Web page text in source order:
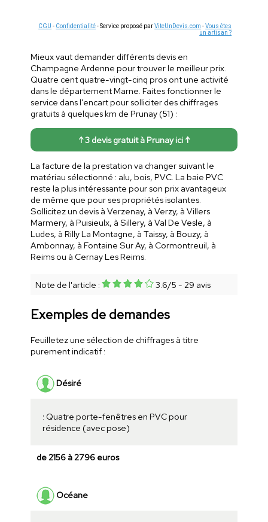
CGU - Confidentialité- Service proposé parViteUnDevis.com -Vous êtes
un artisan ?
Mieux vaut demander différents devis en
Champagne Ardenne pour trouver le meilleur prix.
Quatre cent quatre-vingt-cinq pros ont une activité
dans le département Marne. Faites fonctionner le
service dans l'encart pour solliciter des chiffrages
gratuits à quelques km de Prunay (51) :
↑ 3 devis gratuit à Prunay ici ↑
La facture de la prestation va changer suivant le
matériau sélectionné : alu, bois, PVC. La baie PVC
reste la plus intéressante pour son prix avantageux
de même que pour ses propriétés isolantes.
Sollicitez un devis à Verzenay, à Verzy, à Villers
Marmery, à Puisieulx, à Sillery, à Val De Vesle, à
Ludes, à Rilly La Montagne, à Taissy, à Bouzy, à
Ambonnay, à Fontaine Sur Ay, à Cormontreuil, à
Reims ou à Cernay Les Reims.
Note de l'article : 3.6/5 - 29 avis
Exemples de demandes
Feuilletez une sélection de chiffrages à titre
purement indicatif :
Désiré
: Quatre porte-fenêtres en PVC pour
résidence (avec pose)
de 2156 à 2796 euros
Océane